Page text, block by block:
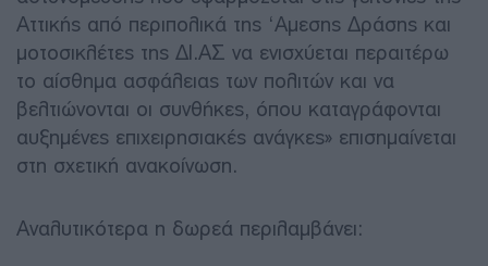
Αττικής από περιπολικά της ‘Αμεσης Δράσης και
μοτοσικλέτες της ΔΙ.ΑΣ να ενισχύεται περαιτέρω
το αίσθημα ασφάλειας των πολιτών και να
βελτιώνονται οι συνθήκες, όπου καταγράφονται
αυξημένες επιχειρησιακές ανάγκες» επισημαίνεται
στη σχετική ανακοίνωση.
Αναλυτικότερα η δωρεά περιλαμβάνει: